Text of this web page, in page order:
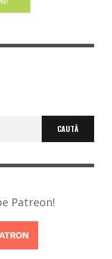
Patreon!